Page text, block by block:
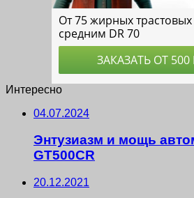
Интересно
04.07.2024
Энтузиазм и мощь
GT500CR
20.12.2021